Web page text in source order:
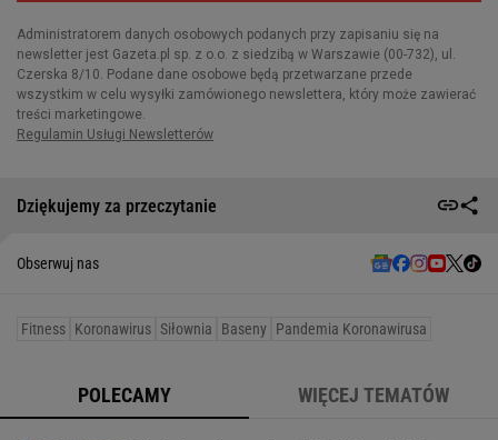
Dziękujemy za przeczytanie
Obserwuj nas
Fitness Koronawirus Siłownia Baseny Pandemia Koronawirusa
POLECAMY WIĘCEJ TEMATÓW